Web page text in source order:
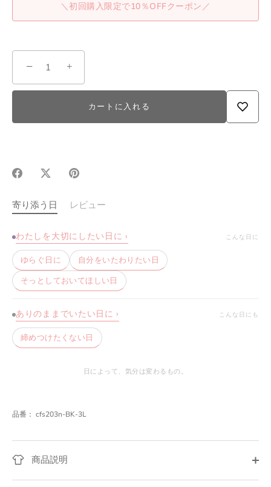
＼初回購入限定で10％OFFクーポン／
− +
カートに入れる
Facebook
シ
ェ
X(Twitter)
シ
ェ
Pinterest
シ
ェ
寄り添う日 レビュー
わたしを大切にしたい日に › こんな日に
ゆらぐ日に
自分をいたわりたい日
そっとしておいてほしい日
ありのままでいたい日に › こんな日にも
締めつけたくない日
日によって、気分は変わるもの。
品番： cfs203n-BK-3L
商品説明